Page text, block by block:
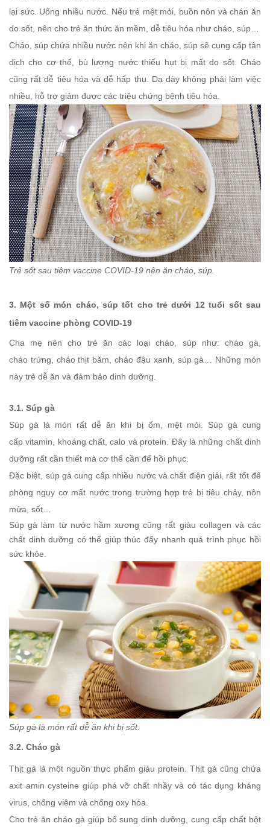
lại sức. Uống nhiều nước. Nếu trẻ mệt mỏi, buồn nôn và chán ăn
do sốt, nên cho trẻ ăn thức ăn mềm, dễ tiêu hóa như cháo, súp…
Cháo, súp chứa nhiều nước nên khi ăn cháo, súp sẽ cung cấp tân
dịch cho cơ thể, bù lượng nước thiếu hụt bị mất do sốt. Cháo
cũng rất dễ tiêu hóa và dễ hấp thu. Dạ dày không phải làm việc
nhiều, hỗ trợ giảm được các triệu chứng bệnh tiêu hóa.
Trẻ sốt sau tiêm vaccine COVID-19 nên ăn cháo, súp.
3. Một số món cháo, súp tốt cho trẻ dưới 12 tuổi sốt sau
tiêm vaccine phòng COVID-19
Cha mẹ nên cho trẻ ăn các loại cháo, súp như: cháo gà,
cháo trứng, cháo thịt băm, cháo đậu xanh, súp gà… Những món
này trẻ dễ ăn và đảm bảo dinh dưỡng.
3.1. Súp gà
Súp gà là món rất dễ ăn khi bị ốm, mệt mỏi. Súp gà cung
cấp vitamin, khoáng chất, calo và protein. Đây là những chất dinh
dưỡng rất cần thiết mà cơ thể cần để hồi phục.
Đặc biệt, súp gà cung cấp nhiều nước và chất điện giải, rất tốt để
phòng nguy cơ mất nước trong trường hợp trẻ bị tiêu chảy, nôn
mửa, sốt…
Súp gà làm từ nước hầm xương cũng rất giàu collagen và các
chất dinh dưỡng có thể giúp thúc đẩy nhanh quá trình phục hồi
sức khỏe.
Súp gà là món rất dễ ăn khi bị sốt.
3.2. Cháo gà
Thịt gà là một nguồn thực phẩm giàu protein. Thịt gà cũng chứa
axit amin cysteine giúp phá vỡ chất nhầy và có tác dụng kháng
virus, chống viêm và chống oxy hóa.
Cho trẻ ăn cháo gà giúp bổ sung dinh dưỡng, cung cấp chất bột